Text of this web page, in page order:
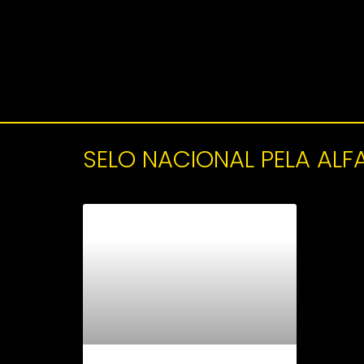
SELO NACIONAL PELA